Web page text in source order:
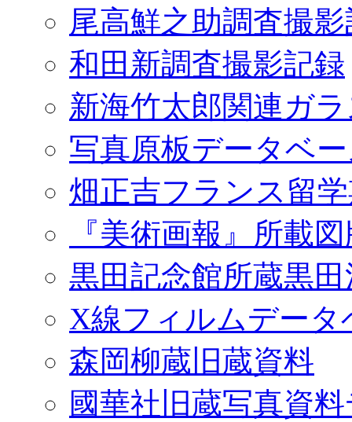
尾高鮮之助調査撮
和田新調査撮影記録
新海竹太郎関連ガ
写真原板データベ
畑正吉フランス留
『美術画報』所載
黒田記念館所蔵黒
X線フィルムデータ
森岡柳蔵旧蔵資料
國華社旧蔵写真資